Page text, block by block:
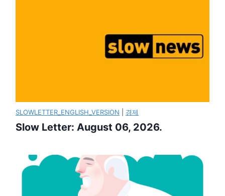
SLOWLETTER_ENGLISH_VERSION 경제
Slow Letter: August 06, 2026.